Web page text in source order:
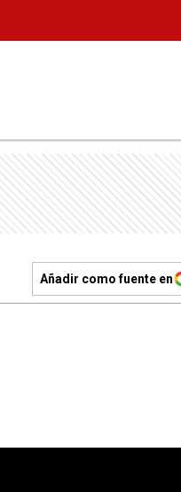
Añadir como fuente en